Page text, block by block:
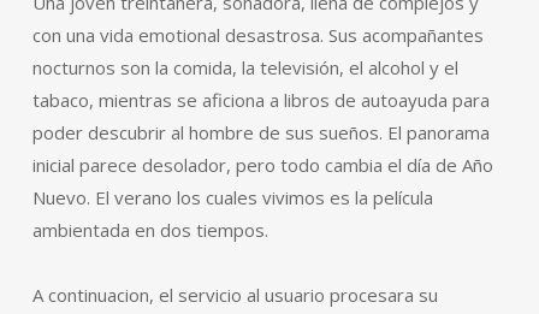
con una vida emotional desastrosa. Sus acompañantes
nocturnos son la comida, la televisión, el alcohol y el
tabaco, mientras se aficiona a libros de autoayuda para
poder descubrir al hombre de sus sueños. El panorama
inicial parece desolador, pero todo cambia el día de Año
Nuevo. El verano los cuales vivimos es la película
ambientada en dos tiempos.
A continuacion, el servicio al usuario procesara su